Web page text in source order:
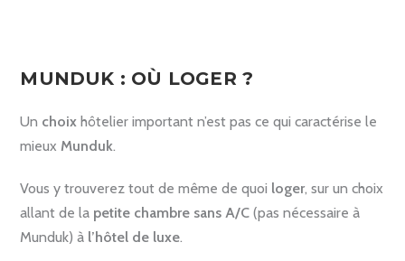
MUNDUK : OÙ LOGER ?
Un choix hôtelier important n’est pas ce qui caractérise le
mieuxMunduk.
Vous y trouverez tout de même de quoi loger, sur un choix
allant de la petite chambre sans A/C (pas nécessaire à
Munduk) à l’hôtel de luxe.